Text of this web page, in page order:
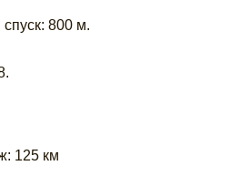
800 м.
125 км